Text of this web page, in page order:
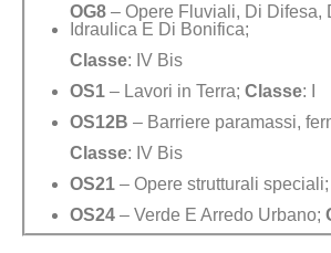
OG8 – Opere Fluviali, Di Difesa,
Idraulica E Di Bonifica;
Classe: IV Bis
OS1 – Lavori in Terra; Classe: I
OS12B – Barriere paramassi,
Classe: IV Bis
OS21 – Opere strutturali speciali;
OS24 – Verde E Arredo Urbano;